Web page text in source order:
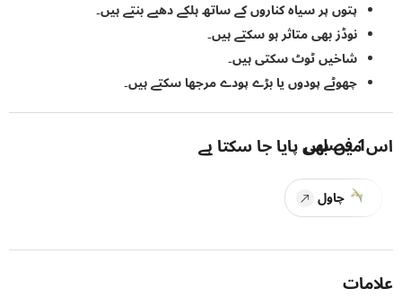
پتوں پر سیاہ کناروں کے ساتھ ہلکے دھبے بنتے ہیں۔
نوڈز بھی متاثر ہو سکتے ہیں۔
شاخیں ٹوٹ سکتی ہیں۔
چھوٹے پودوں یا بڑے پودے مرجھا سکتے ہیں۔
بھی پایا جا سکتا ہے
فصلیں
چاول